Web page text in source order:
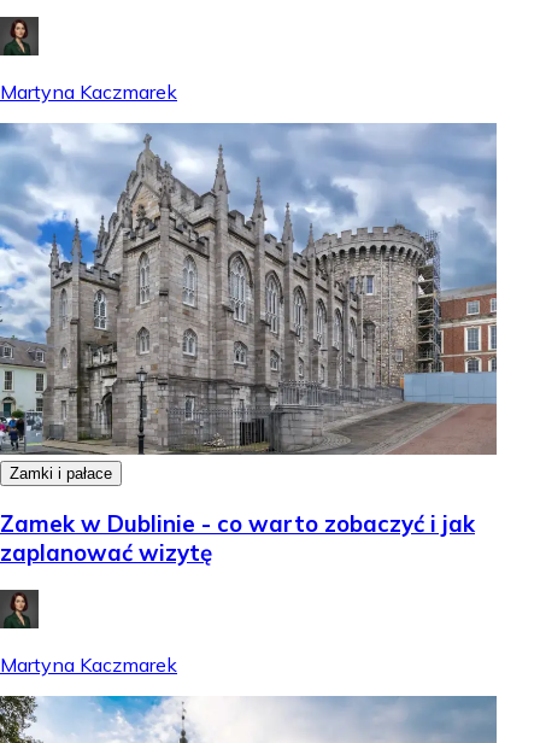
Martyna Kaczmarek
Zamki i pałace
Zamek w Dublinie - co warto zobaczyć i jak
zaplanować wizytę
Martyna Kaczmarek